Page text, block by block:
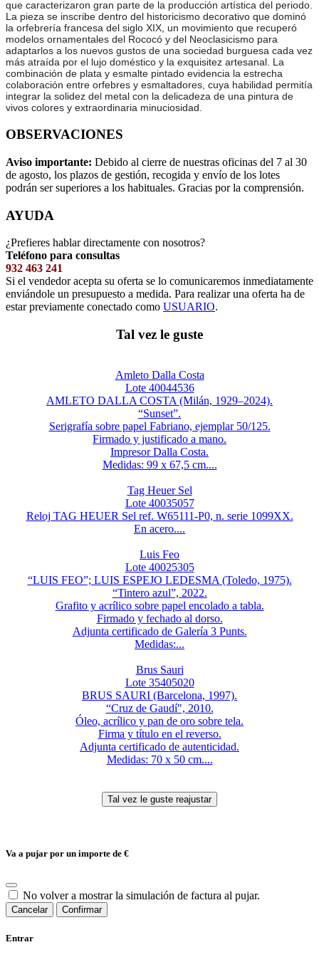
que caracterizaron gran parte de la producción artística del periodo.
La pieza se inscribe dentro del historicismo decorativo que dominó
la orfebrería francesa del siglo XIX, un movimiento que recuperó
modelos ornamentales del Rococó y del Neoclasicismo para
adaptarlos a los nuevos gustos de una sociedad burguesa cada vez
más atraída por el lujo doméstico y la exquisitez artesanal. La
combinación de plata y esmalte pintado evidencia la estrecha
colaboración entre orfebres y esmaltadores, cuya habilidad permitía
integrar la solidez del metal con la delicadeza de una pintura de
vivos colores y extraordinaria minuciosidad.
OBSERVACIONES
Aviso importante: Debido al cierre de nuestras oficinas del 7 al 30
de agosto, los plazos de gestión, recogida y envío de los lotes
podrán ser superiores a los habituales. Gracias por la comprensión.
AYUDA
¿Prefieres hablar directamente con nosotros?
Teléfono para consultas
932 463 241
Si el vendedor acepta su oferta se lo comunicaremos inmediatamente
enviándole un presupuesto a medida. Para realizar una oferta ha de
estar previamente conectado como USUARIO.
Tal vez le guste
Amleto Dalla Costa
Lote 40044536
AMLETO DALLA COSTA (Milán, 1929–2024).
“Sunset”.
Serigrafía sobre papel Fabriano, ejemplar 50/125.
Firmado y justificado a mano.
Impresor Dalla Costa.
Medidas: 99 x 67,5 cm....
Tag Heuer Sel
Lote 40035057
Reloj TAG HEUER Sel ref. W65111-P0, n. serie 1099XX.
En acero....
Luis Feo
Lote 40025305
“LUIS FEO”; LUIS ESPEJO LEDESMA (Toledo, 1975).
“Tintero azul”, 2022.
Grafito y acrílico sobre papel encolado a tabla.
Firmado y fechado al dorso.
Adjunta certificado de Galería 3 Punts.
Medidas:...
Brus Sauri
Lote 35405020
BRUS SAURI (Barcelona, 1997).
“Cruz de Gaudí", 2010.
Óleo, acrílico y pan de oro sobre tela.
Firma y título en el reverso.
Adjunta certificado de autenticidad.
Medidas: 70 x 50 cm....
Va a pujar por un importe de €
No volver a mostrar la simulación de factura al pujar.
Cancelar Confirmar
Entrar